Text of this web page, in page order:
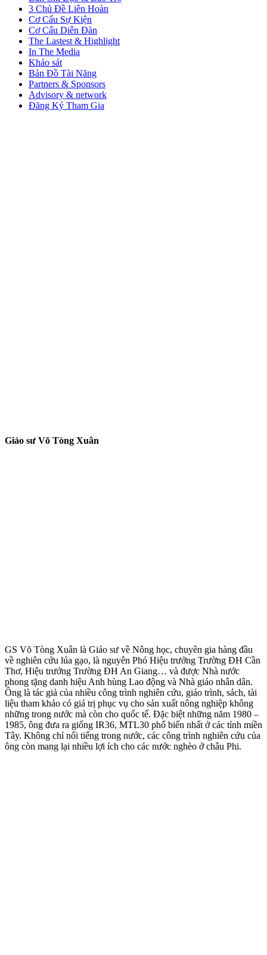
3 Chủ Đề Liên Hoàn
Cơ Cấu Sự Kiện
Cơ Cấu Diễn Đàn
The Lastest & Highlight
In The Media
Khảo sát
Bản Đồ Tài Năng
Partners & Sponsors
Advisory & network
Đăng Ký Tham Gia
Giáo sư Võ Tòng Xuân
GS Võ Tòng Xuân là Giáo sư về Nông học, chuyên gia hàng đầu
về nghiên cứu lúa gạo, là nguyên Phó Hiệu trưởng Trường ĐH Cần
Thơ, Hiệu trưởng Trường ĐH An Giang… và được Nhà nước
phong tặng danh hiệu Anh hùng Lao động và Nhà giáo nhân dân.
Ông là tác giả của nhiều công trình nghiên cứu, giáo trình, sách, tài
liệu tham khảo có giá trị phục vụ cho sản xuất nông nghiệp không
những trong nước mà còn cho quốc tế. Đặc biệt những năm 1980 –
1985, ông đưa ra giống IR36, MTL30 phổ biến nhất ở các tỉnh miền
Tây. Không chỉ nổi tiếng trong nước, các công trình nghiên cứu của
ông còn mang lại nhiều lợi ích cho các nước nghèo ở châu Phi.